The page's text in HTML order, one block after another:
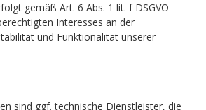
gemäß Art. 6 Abs. 1 lit. f DSGVO
Interesses an der
und Funktionalität unserer
sind ggf. technische Dienstleister, die